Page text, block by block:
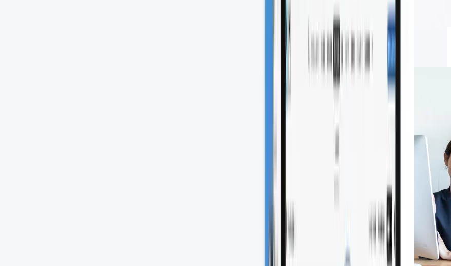
SFAの費用相場はいくら？主要な営
業支援システム7選の価格を比較
2026.06.16